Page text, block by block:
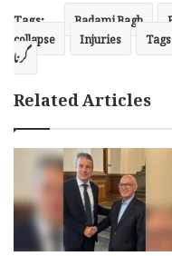
Tags: Badami Bagh
collapse Injuries
گرنا
Related Articles